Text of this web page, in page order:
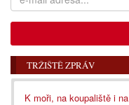
TRŽIŠTĚ ZPRÁV
K moři, na koupaliště i na